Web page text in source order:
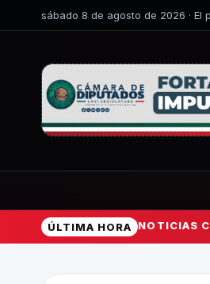
sábado 8 de agosto de 2026 · El
ÚLTIMA HORA NOTICIAS